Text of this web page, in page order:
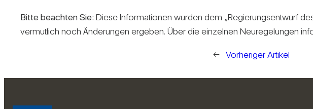
Bitte beachten Sie: Diese Infor­ma­tionen wurden dem „Regie­rungs­ent­wurf
ver­mut­lich noch Ände­rungen ergeben. Über die ein­zelnen Neu­re­ge­lungen
← Vorheriger Artikel